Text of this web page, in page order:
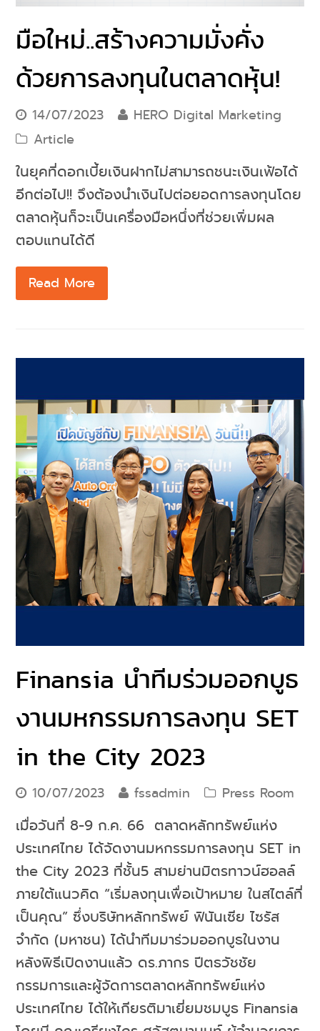
มือใหม่..สร้างความมั่งคั่ง
ด้วยการลงทุนในตลาดหุ้น!
14/07/2023
HERO Digital Marketing
Article
ในยุคที่ดอกเบี้ยเงินฝากไม่สามารถชนะเงินเฟ้อได้
อีกต่อไป!! จึงต้องนำเงินไปต่อยอดการลงทุนโดย
ตลาดหุ้นก็จะเป็นเครื่องมือหนึ่งที่ช่วยเพิ่มผล
ตอบแทนได้ดี
Read More
Finansia นำทีมร่วมออกบูธ
งานมหกรรมการลงทุน SET
in the City 2023
10/07/2023 fssadmin Press Room
เมื่อวันที่ 8-9 ก.ค. 66 ตลาดหลักทรัพย์แห่ง
ประเทศไทย ได้จัดงานมหกรรมการลงทุน SET in
the City 2023 ที่ชั้น5 สามย่านมิตรทาวน์ฮอลล์
ภายใต้แนวคิด “เริ่มลงทุนเพื่อเป้าหมาย ในสไตล์ที่
เป็นคุณ” ซึ่งบริษัทหลักทรัพย์ ฟินันเซีย ไซรัส
จำกัด (มหาชน) ได้นำทีมมาร่วมออกบูธในงาน
หลังพิธีเปิดงานแล้ว ดร.ภากร ปีตธวัชชัย
กรรมการและผู้จัดการตลาดหลักทรัพย์แห่ง
ประเทศไทย ได้ให้เกียรติมาเยี่ยมชมบูธ Finansia